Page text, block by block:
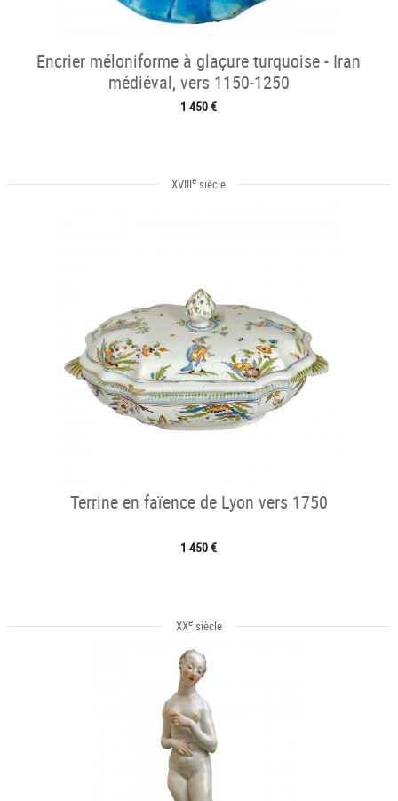
Encrier méloniforme à glaçure turquoise - Iran
médiéval, vers 1150-1250
1 450 €
XVIIIe siècle
Terrine en faïence de Lyon vers 1750
1 450 €
XXesiècle